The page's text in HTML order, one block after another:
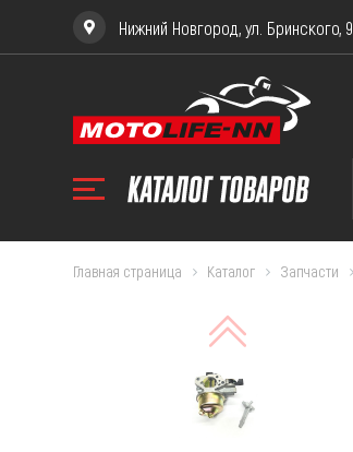
Нижний Новгород, ул. Бринского, 9
Главная страница Каталог Запчасти